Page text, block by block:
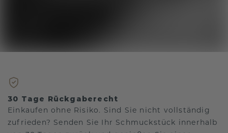
30 Tage Rückgaberecht
Einkaufen ohne Risiko. Sind Sie nicht vollständig
zufrieden? Senden Sie Ihr Schmuckstück innerhalb